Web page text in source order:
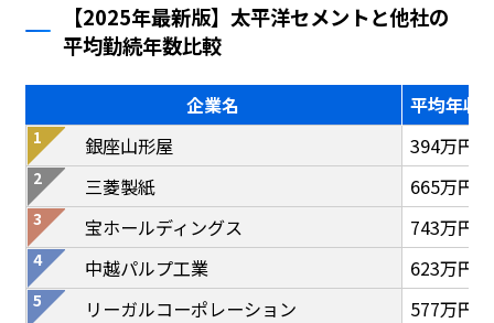
【2025年最新版】太平洋セメントと他社の
平均勤続年数比較
企業名
平均年収
銀座山形屋
394万円
三菱製紙
665万円
宝ホールディングス
743万円
中越パルプ工業
623万円
リーガルコーポレーション
577万円